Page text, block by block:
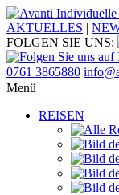
Individuelle
AKTUELLES |
FOLGEN SIE UNS:
0761 3865880
Menü
REISEN